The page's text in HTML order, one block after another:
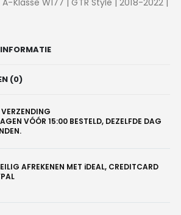
Klasse W177 | GTR Style | 2018-2022 |
(0)
VERZENDING
VÓÓR 15:00 BESTELD, DEZELFDE DAG
AFREKENEN MET iDEAL, CREDITCARD